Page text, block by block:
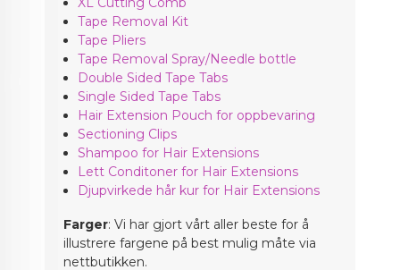
Tape Removal Kit
Tape Pliers
Tape Removal Spray/Needle bottle
Double Sided Tape Tabs
Single Sided Tape Tabs
Hair Extension Pouch for oppbevaring
Sectioning Clips
Shampoo for Hair Extensions
Lett Conditoner for Hair Extensions
Djupvirkede hår kur for Hair Extensions
Farger: Vi har gjort vårt aller beste for å
illustrere fargene på best mulig måte via
nettbutikken.